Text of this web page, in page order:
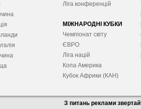
Ліга конференцій
МІЖНАРОДНІ КУБКИ
Чемпіонат світу
ЄВРО
Ліга націй
Копа Америка
Кубок Африки (КАН)
З питань реклами